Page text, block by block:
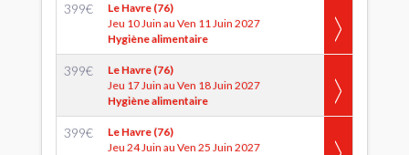
399€
Le Havre (76)
Jeu 10 Juin au Ven 11 Juin 2027
Hygiène alimentaire
399€
Le Havre (76)
Jeu 17 Juin au Ven 18 Juin 2027
Hygiène alimentaire
399€
Le Havre (76)
Jeu 24 Juin au Ven 25 Juin 2027